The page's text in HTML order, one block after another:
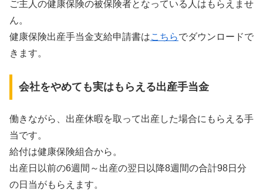
ご主人の健康保険の被保険者となっている人はもらえませ
ん。
健康保険出産手当金支給申請書はこちらでダウンロードで
きます。
会社をやめても実はもらえる出産手当金
働きながら、出産休暇を取って出産した場合にもらえる手
当です。
給付は健康保険組合から。
出産日以前の6週間～出産の翌日以降8週間の合計98日分
の日当がもらえます。